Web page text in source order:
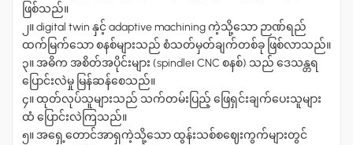
ဖြစ်သည်။
၂။ digital twin နှင့် adaptive machining ကဲ့သို့သော ဉာဏ်ရည်
ထက်မြက်သော စနစ်များသည် စံသတ်မှတ်ချက်တစ်ခု ဖြစ်လာသည်။
၃။ အဓိက အစိတ်အပိုင်းများ (spindle၊ CNC စနစ်) သည် ဒေသန္တရ
ပြောင်းလဲမှု မြန်ဆန်စေသည်။
၄။ ထုတ်လုပ်သူများသည် သက်တမ်းပြည့် ဖြေရှင်းချက်ပေးသူများ
ထံ ပြောင်းလဲကြသည်။
၅။ အရှေ့တောင်အာရှကဲ့သို့သော ထွန်းသစ်စဈေးကွက်များတွင်